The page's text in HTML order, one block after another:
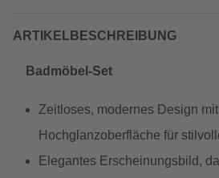
ARTIKELBESCHREIBUNG
Badmöbel-Set
Zeitloses, modernes Design
Hochglanzoberfläche für
Elegantes Erscheinungsbild,